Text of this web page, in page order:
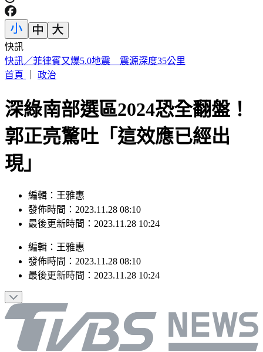
快訊
昔遭轟阻慈濟買疫苗！陳時中：「不實指控者」應道歉
首頁
政治
深綠南部選區2024恐全翻盤！
郭正亮驚吐「這效應已經出
現」
編輯：王雅惠
發佈時間：2023.11.28 08:10
最後更新時間：2023.11.28 10:24
編輯 ： 王雅惠
發佈時間： 2023.11.28 08:10
最後更新時間： 2023.11.28 10:24